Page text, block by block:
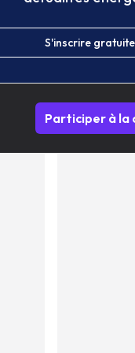
S'inscrire
Participer à la